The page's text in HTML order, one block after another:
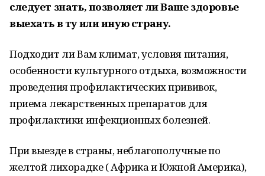
следует знать, позволяет ли Ваше здоровье
выехать в ту или иную страну.
Подходит ли Вам климат, условия питания,
особенности культурного отдыха, возможности
проведения профилактических прививок,
приема лекарственных препаратов для
профилактики инфекционных болезней.
При выезде в страны, неблагополучные по
желтой лихорадке ( Африка и Южной Америка),